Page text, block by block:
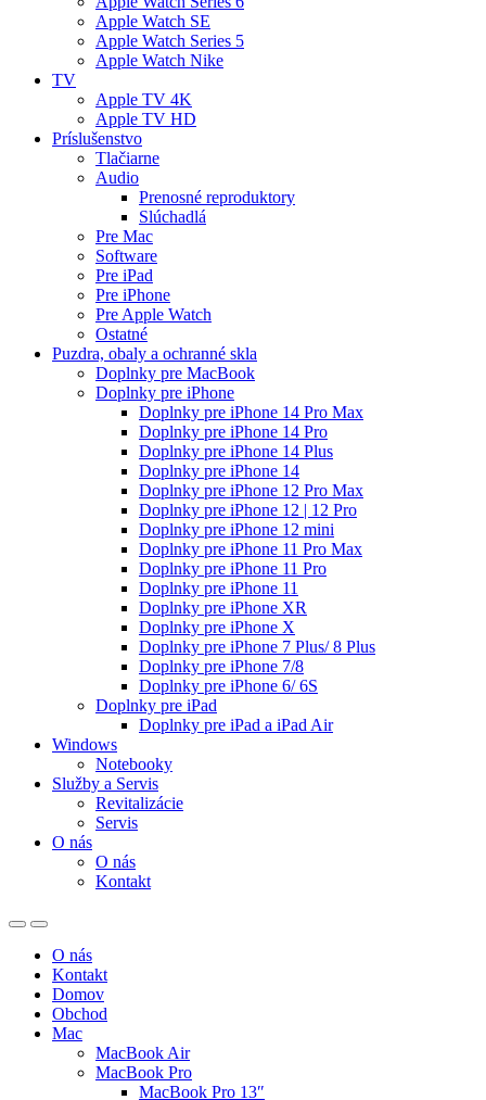
Apple Watch SE
Apple Watch Series 5
Apple Watch Nike
TV
Apple TV 4K
Apple TV HD
Príslušenstvo
Tlačiarne
Audio
Prenosné reproduktory
Slúchadlá
Pre Mac
Software
Pre iPad
Pre iPhone
Pre Apple Watch
Ostatné
Puzdra, obaly a ochranné skla
Doplnky pre MacBook
Doplnky pre iPhone
Doplnky pre iPhone 14 Pro Max
Doplnky pre iPhone 14 Pro
Doplnky pre iPhone 14 Plus
Doplnky pre iPhone 14
Doplnky pre iPhone 12 Pro Max
Doplnky pre iPhone 12 | 12 Pro
Doplnky pre iPhone 12 mini
Doplnky pre iPhone 11 Pro Max
Doplnky pre iPhone 11 Pro
Doplnky pre iPhone 11
Doplnky pre iPhone XR
Doplnky pre iPhone X
Doplnky pre iPhone 7 Plus/ 8 Plus
Doplnky pre iPhone 7/8
Doplnky pre iPhone 6/ 6S
Doplnky pre iPad
Doplnky pre iPad a iPad Air
Windows
Notebooky
Služby a Servis
Revitalizácie
Servis
O nás
O nás
Kontakt
O nás
Kontakt
Domov
Obchod
Mac
MacBook Air
MacBook Pro
MacBook Pro 13″